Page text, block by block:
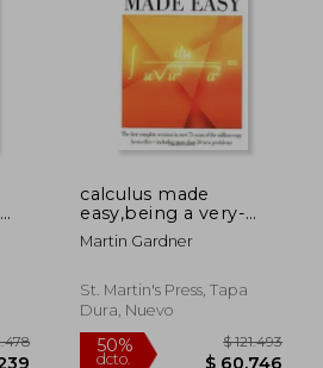
calculus made
easy,being a very-
simplest introduction
to those beautiful
reckoning which are
generally calle (en
Martin Gardner
St. Martin's Press, Tapa
Dura, Nuevo